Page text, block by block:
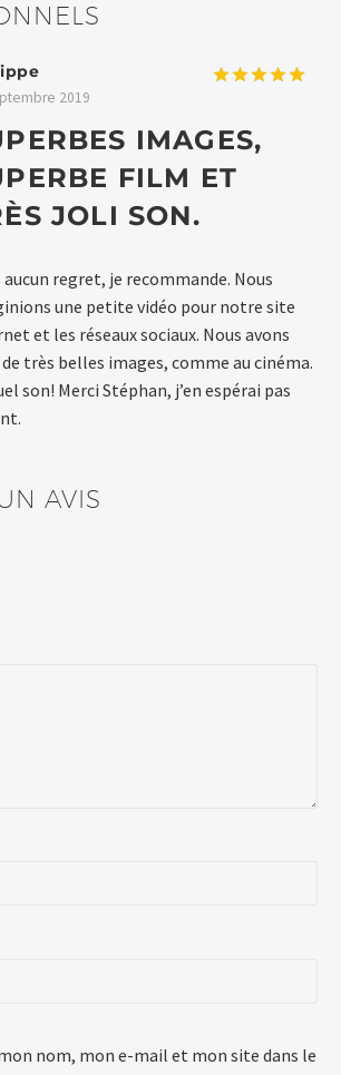
2019
IMAGES,
FILM ET
JOLI SON.
aucun regret, je recommande. Nous
une petite vidéo pour notre site
et les réseaux sociaux. Nous avons
très belles images, comme au cinéma.
son! Merci Stéphan, j’en espérai pas
AVIS
nom, mon e-mail et mon site dans le